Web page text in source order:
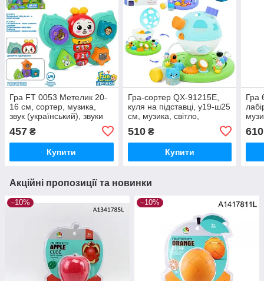
Гра FT 0053 Метелик 20-
16 см, сортер, музика,
звук (український), звуки
тварин, світло, 2 кольори
457 ₴
Купити
Гра-сортер QX-91215E,
куля на підставці, у19-ш25
см, музика, світло,
шестерні, сортер, фігури,
лабіринт
510₴
Купити
Гра
610
Акційні пропозиції та новинки
–10% –10%